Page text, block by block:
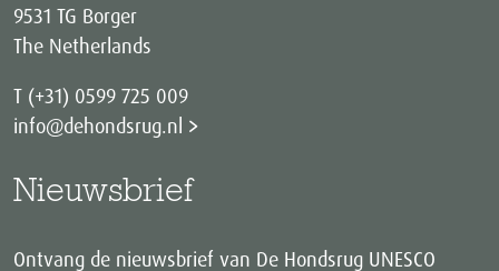
9531 TG Borger
The Netherlands
T (+31) 0599 725 009
info@dehondsrug.nl
Nieuwsbrief
Ontvang de nieuwsbrief van De Hondsrug UNESCO